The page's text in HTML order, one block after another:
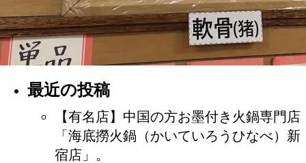
最近の投稿
【有名店】中国の方お墨付き火鍋専門店
「海底撈火鍋（かいていろうひなべ）新
宿店」。